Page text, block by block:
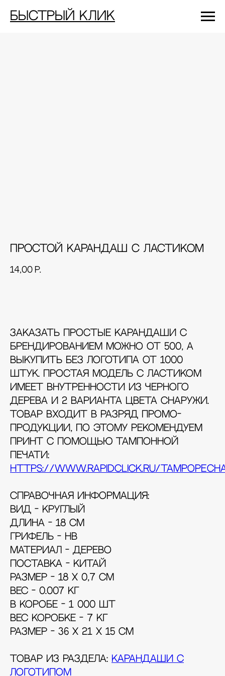
Быстрый Клик
Простой карандаш с ластиком
14,00 р.
Заказать простые карандаши с
брендированием можно от 500, а
выкупить без логотипа от 1000
штук. Простая модель с ластиком
имеет внутренности из черного
дерева и 2 варианта цвета снаружи.
Товар входит в разряд промо-
продукции, по этому рекомендуем
принт с помощью тампонной
печати:
https://www.rapidclick.ru/
Справочная информация:
Вид - круглый
Длина - 18 см
Грифель - HB
Материал - Дерево
Поставка - КИТАЙ
Размер - 18 x 0,7 см
Вес - 0.007 кг
В коробе - 1 000 шт
Вес коробке - 7 кг
Размер - 36 x 21 x 15 см
Товар из раздела: карандаши с
логотипом